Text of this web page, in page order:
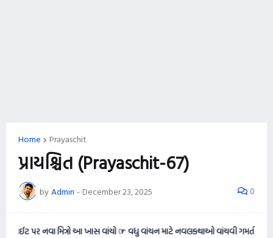
Home Prayaschit
પ્રાયશ્ચિત (Prayaschit-67)
byAdmin - December 23, 2025 0
નવા મિત્રો આ ખાસ વાંચો ☞ વધુ વાંચન માટે નવલકથાઓ વાંચવી ગમતી હોય તો આ